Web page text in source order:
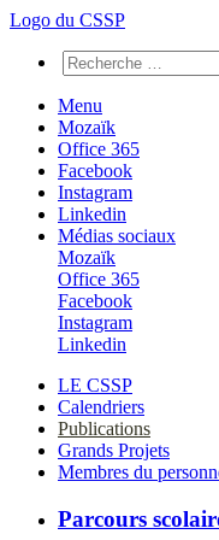
Logo du CSSP
Menu
Mozaïk
Office 365
Facebook
Instagram
Linkedin
Médias sociaux
Mozaïk
Office 365
Facebook
Instagram
Linkedin
LE CSSP
Calendriers
Publications
Grands Projets
Membres du
Parcours